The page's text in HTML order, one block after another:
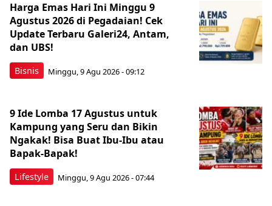
Bisnis
Harga Emas Hari Ini Minggu 9
Agustus 2026 di Pegadaian! Cek
Update Terbaru Galeri24, Antam,
dan UBS!
Minggu, 9 Agu 2026 - 09:12
Lifestyle
9 Ide Lomba 17 Agustus untuk
Kampung yang Seru dan Bikin
Ngakak! Bisa Buat Ibu-Ibu atau
Bapak-Bapak!
Minggu, 9 Agu 2026 - 07:44